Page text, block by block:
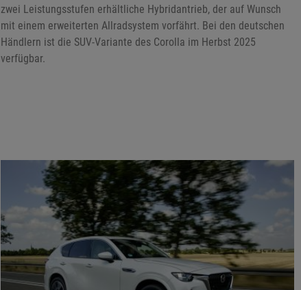
zwei Leistungsstufen erhältliche Hybridantrieb, der auf Wunsch
mit einem erweiterten Allradsystem vorfährt. Bei den deutschen
Händlern ist die SUV-Variante des Corolla im Herbst 2025
verfügbar.